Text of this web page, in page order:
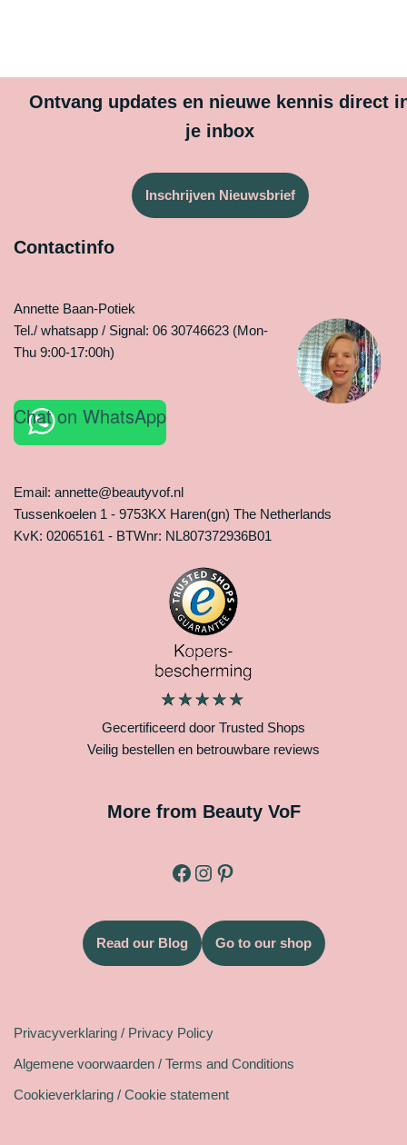
Ontvang updates en nieuwe kennis direct
je inbox
Inschrijven Nieuwsbrief
Contactinfo
Annette Baan-Potiek
Tel./ whatsapp / Signal: 06 30746623 (Mon-
Thu 9:00-17:00h)
Chat on WhatsApp
Email: annette@beautyvof.nl
Tussenkoelen 1 - 9753KX Haren(gn) The Netherlands
KvK: 02065161 - BTWnr: NL807372936B01
Gecertificeerd door Trusted Shops
Veilig bestellen en betrouwbare reviews
More from Beauty VoF
Read our Blog Go to our shop
Privacyverklaring / Privacy Policy
Algemene voorwaarden / Terms and Conditions
Cookieverklaring / Cookie statement